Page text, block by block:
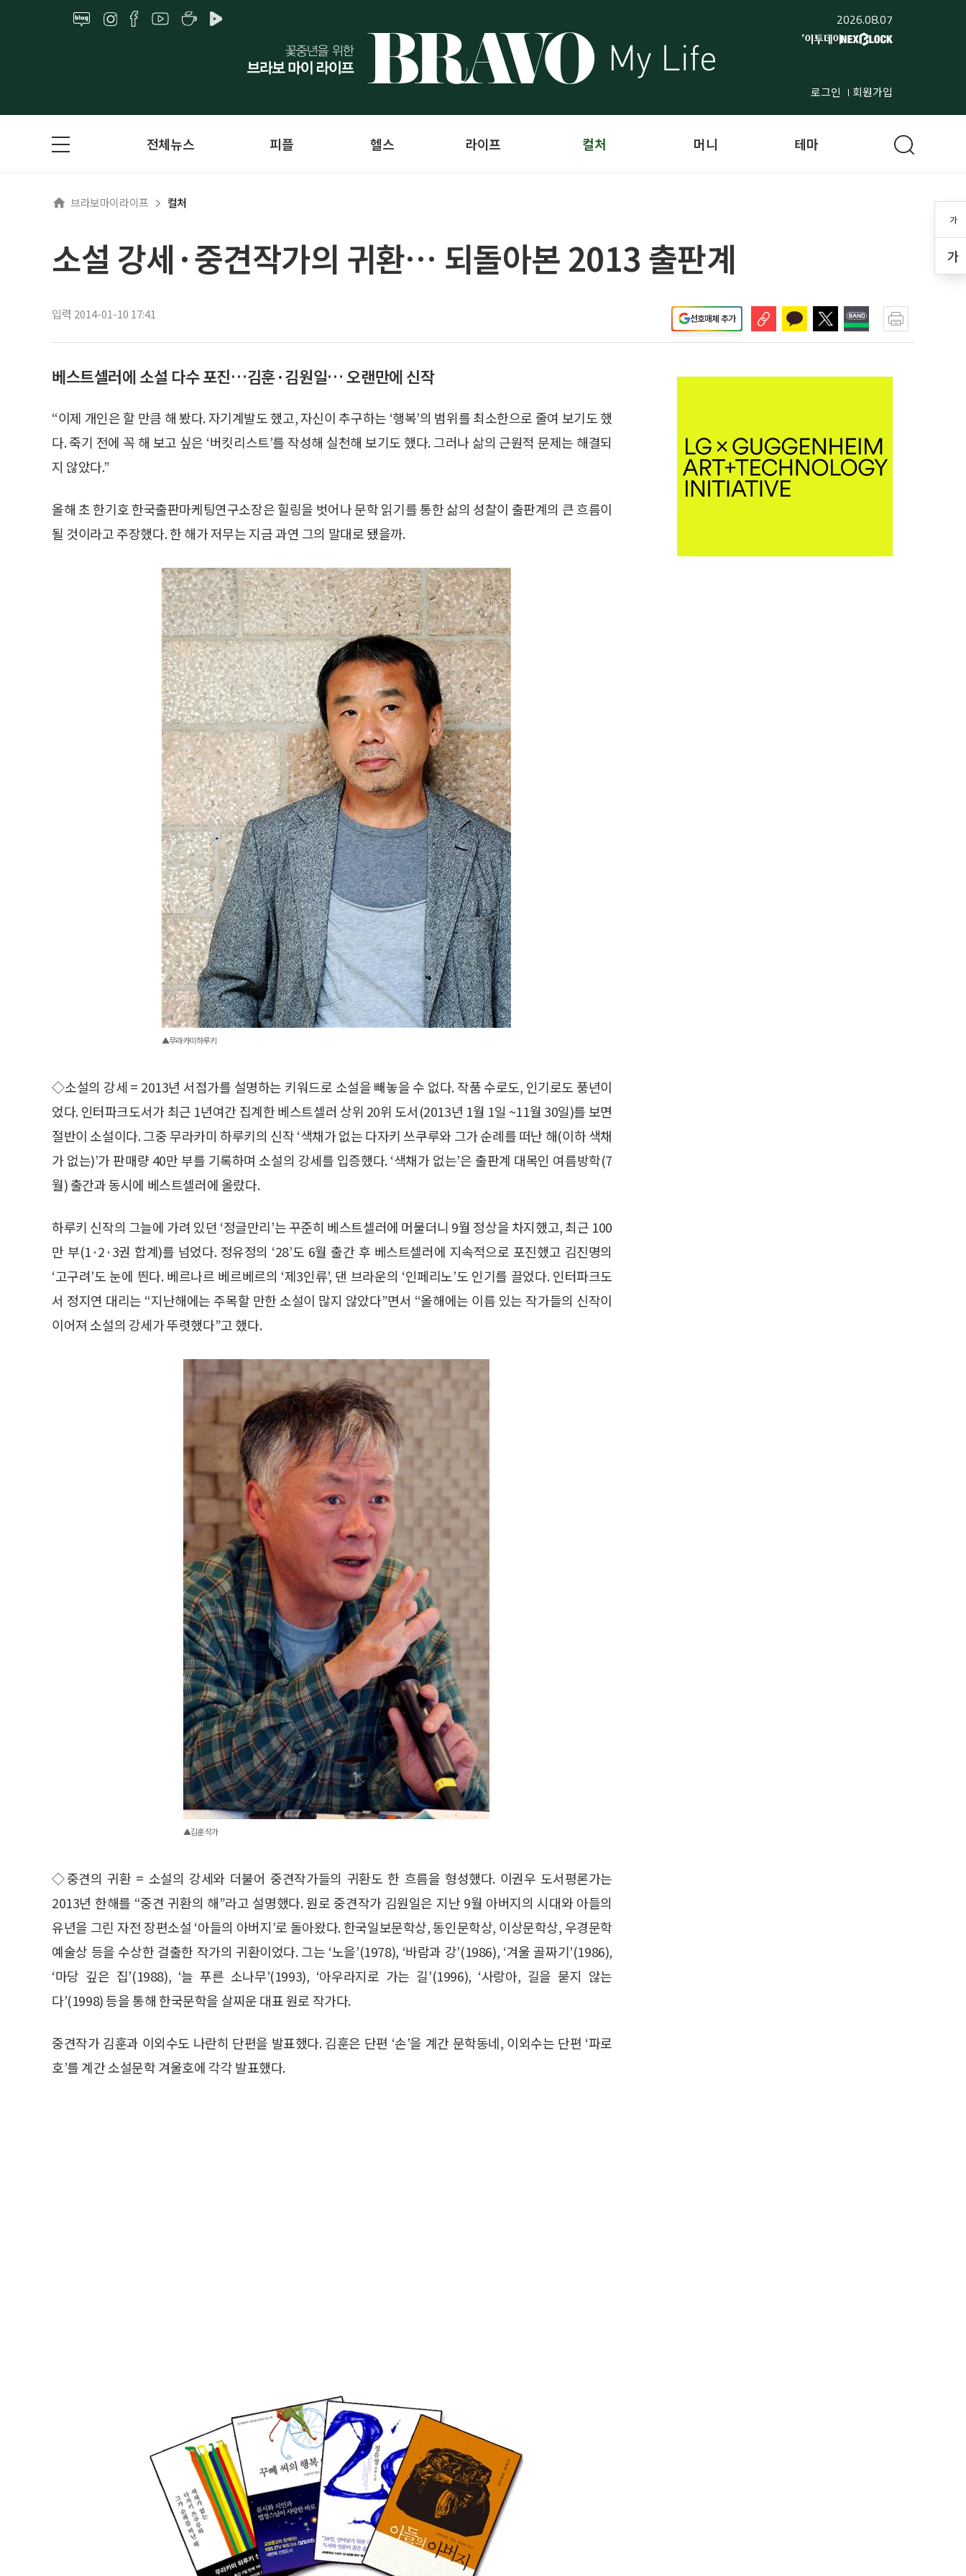
2026.08.07
로그인 회원가입
가
가
전체뉴스 피플 헬스 라이프 컬처 머니 테마
브라보마이라이프 컬처
소설 강세·중견작가의 귀환… 되돌아본 2013 출판계
입력 2014-01-10 17:41 선호매체 추가
베스트셀러에 소설 다수 포진…김훈·김원일… 오랜만에 신작
“이제 개인은 할 만큼 해 봤다. 자기계발도 했고, 자신이 추구하는 ‘행복’의 범위를 최소한으로 줄여 보기도 했
다. 죽기 전에 꼭 해 보고 싶은 ‘버킷리스트’를 작성해 실천해 보기도 했다. 그러나 삶의 근원적 문제는 해결되
지 않았다.”
올해 초 한기호 한국출판마케팅연구소장은 힐링을 벗어나 문학 읽기를 통한 삶의 성찰이 출판계의 큰 흐름이
될 것이라고 주장했다. 한 해가 저무는 지금 과연 그의 말대로 됐을까.
▲무라카미 하루키
◇소설의 강세 = 2013년 서점가를 설명하는 키워드로 소설을 빼놓을 수 없다. 작품 수로도, 인기로도 풍년이
었다. 인터파크도서가 최근 1년여간 집계한 베스트셀러 상위 20위 도서(2013년 1월 1일 ~11월 30일)를 보면
절반이 소설이다. 그중 무라카미 하루키의 신작 ‘색채가 없는 다자키 쓰쿠루와 그가 순례를 떠난 해(이하 색채
가 없는)’가 판매량 40만 부를 기록하며 소설의 강세를 입증했다. ‘색채가 없는’은 출판계 대목인 여름방학(7
월) 출간과 동시에 베스트셀러에 올랐다.
하루키 신작의 그늘에 가려 있던 ‘정글만리’는 꾸준히 베스트셀러에 머물더니 9월 정상을 차지했고, 최근 100
만 부(1·2·3권 합계)를 넘었다. 정유정의 ‘28’도 6월 출간 후 베스트셀러에 지속적으로 포진했고 김진명의
‘고구려’도 눈에 띈다. 베르나르 베르베르의 ‘제3인류’, 댄 브라운의 ‘인페리노’도 인기를 끌었다. 인터파크도
서 정지연 대리는 “지난해에는 주목할 만한 소설이 많지 않았다”면서 “올해에는 이름 있는 작가들의 신작이
이어져 소설의 강세가 뚜렷했다”고 했다.
▲김훈 작가
◇중견의 귀환 = 소설의 강세와 더불어 중견작가들의 귀환도 한 흐름을 형성했다. 이권우 도서평론가는
2013년 한해를 “중견 귀환의 해”라고 설명했다. 원로 중견작가 김원일은 지난 9월 아버지의 시대와 아들의
유년을 그린 자전 장편소설 ‘아들의 아버지’로 돌아왔다. 한국일보문학상, 동인문학상, 이상문학상, 우경문학
예술상 등을 수상한 걸출한 작가의 귀환이었다. 그는 ‘노을’(1978), ‘바람과 강’(1986), ‘겨울 골짜기’(1986),
‘마당 깊은 집’(1988), ‘늘 푸른 소나무’(1993), ‘아우라지로 가는 길’(1996), ‘사랑아, 길을 묻지 않는
다’(1998) 등을 통해 한국문학을 살찌운 대표 원로 작가다.
중견작가 김훈과 이외수도 나란히 단편을 발표했다. 김훈은 단편 ‘손’을 계간 문학동네, 이외수는 단편 ‘파로
호’를 계간 소설문학 겨울호에 각각 발표했다.